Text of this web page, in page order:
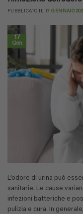
PUBBLICATO IL 17 GENNAIO
17
Gen
L’odore di urina può
sanitarie. Le cause
infezioni batteriche e
pulizia e cura. In